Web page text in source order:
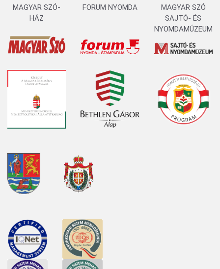
MAGYAR SZÓ-
HÁZ
FORUM NYOMDA
MAGYAR SZÓ
SAJTÓ- ÉS
NYOMDAMÚZEUM